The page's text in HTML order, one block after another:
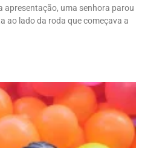
apresentação, uma senhora parou
ao lado da roda que começava a